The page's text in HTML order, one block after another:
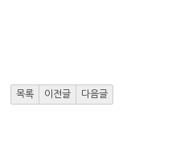
목록 이전글 다음글